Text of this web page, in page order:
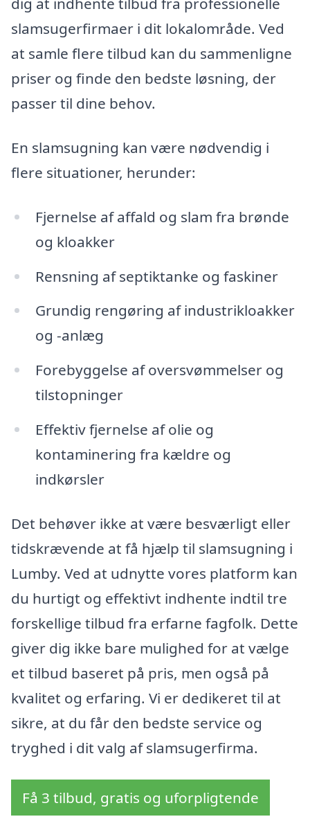
slamsugerfirmaer i dit lokalområde. Ved
at samle flere tilbud kan du sammenligne
priser og finde den bedste løsning, der
passer til dine behov.
En slamsugning kan være nødvendig i
flere situationer, herunder:
Fjernelse af affald og slam fra brønde
og kloakker
Rensning af septiktanke og faskiner
Grundig rengøring af industrikloakker
og -anlæg
Forebyggelse af oversvømmelser og
tilstopninger
Effektiv fjernelse af olie og
kontaminering fra kældre og
indkørsler
Det behøver ikke at være besværligt eller
tidskrævende at få hjælp til slamsugning i
Lumby. Ved at udnytte vores platform kan
du hurtigt og effektivt indhente indtil tre
forskellige tilbud fra erfarne fagfolk. Dette
giver dig ikke bare mulighed for at vælge
et tilbud baseret på pris, men også på
kvalitet og erfaring. Vi er dedikeret til at
sikre, at du får den bedste service og
tryghed i dit valg af slamsugerfirma.
Få 3 tilbud, gratis og uforpligtende